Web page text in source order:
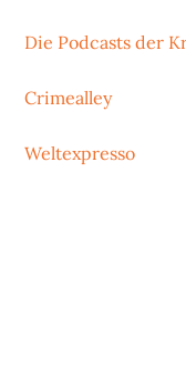
Die Podcasts der
Crimealley
Weltexpresso